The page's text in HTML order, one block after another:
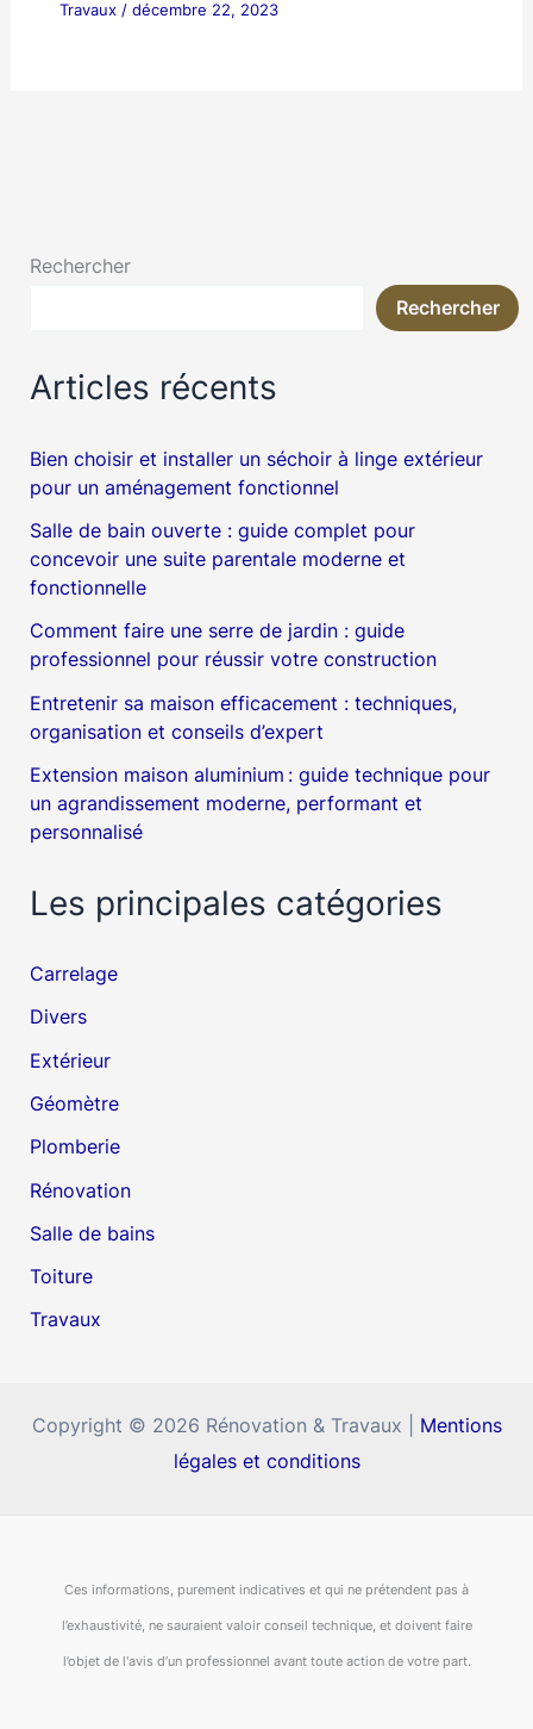
Travaux/ décembre 22, 2023
Rechercher
Rechercher
Articles récents
Bien choisir et installer un séchoir à linge extérieur
pour un aménagement fonctionnel
Salle de bain ouverte : guide complet pour
concevoir une suite parentale moderne et
fonctionnelle
Comment faire une serre de jardin : guide
professionnel pour réussir votre construction
Entretenir sa maison efficacement : techniques,
organisation et conseils d’expert
Extension maison aluminium : guide technique pour
un agrandissement moderne, performant et
personnalisé
Les principales catégories
Carrelage
Divers
Extérieur
Géomètre
Plomberie
Rénovation
Salle de bains
Toiture
Travaux
Copyright © 2026 Rénovation & Travaux | Mentions
légales et conditions
Ces informations, purement indicatives et qui ne prétendent pas à
l’exhaustivité, ne sauraient valoir conseil technique, et doivent faire
l’objet de l'avis d’un professionnel avant toute action de votre part.